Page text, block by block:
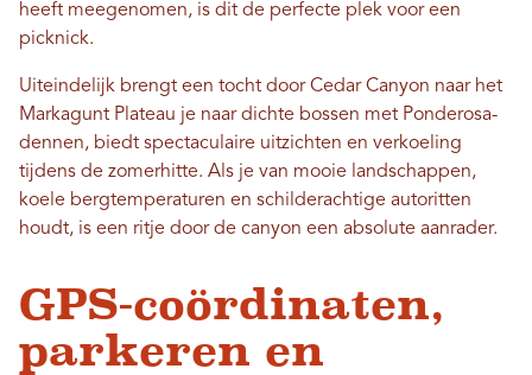
heeft meegenomen, is dit de perfecte plek voor een
picknick.
Uiteindelijk brengt een tocht door Cedar Canyon naar het
Markagunt Plateau je naar dichte bossen met Ponderosa-
dennen, biedt spectaculaire uitzichten en verkoeling
tijdens de zomerhitte. Als je van mooie landschappen,
koele bergtemperaturen en schilderachtige autoritten
houdt, is een ritje door de canyon een absolute aanrader.
GPS-coördinaten,
parkeren en